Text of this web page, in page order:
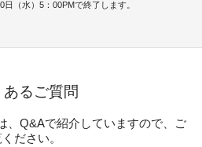
（水）5：00PMで終了します。
あるご質問
、Q&Aで紹介していますので、ご
ださい。